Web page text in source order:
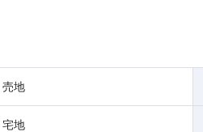
売地
宅地